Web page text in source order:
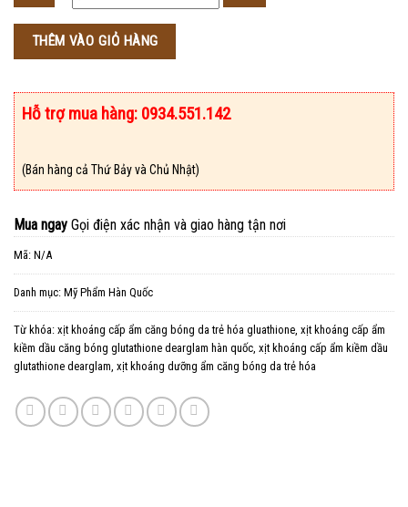
THÊM VÀO GIỎ HÀNG
Hỗ trợ mua hàng: 0934.551.142
(Bán hàng cả Thứ Bảy và Chủ Nhật)
Mua ngay Gọi điện xác nhận và giao hàng tận nơi
Mã: N/A
Danh mục: Mỹ Phẩm Hàn Quốc
Từ khóa: xịt khoáng cấp ẩm căng bóng da trẻ hóa gluathione, xịt khoáng cấp ẩm
kiềm dầu căng bóng glutathione dearglam hàn quốc, xịt khoáng cấp ẩm kiềm dầu
glutathione dearglam, xịt khoáng dưỡng ẩm căng bóng da trẻ hóa